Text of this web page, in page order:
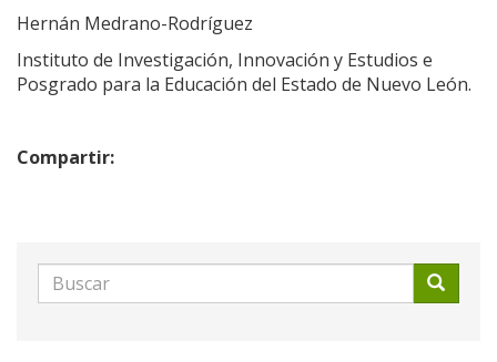
Hernán Medrano-Rodríguez
Instituto de Investigación, Innovación y Estudios e
Posgrado para la Educación del Estado de Nuevo León.
Compartir:
Formulario
de